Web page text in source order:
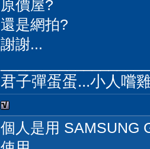
原價屋?
還是網拍?
謝謝...
君子彈蛋蛋...小人嚐
個人是用 SAMSUNG